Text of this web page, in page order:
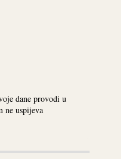
dane provodi u
ne uspijeva